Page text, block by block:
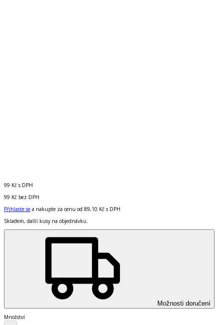
99 Kč s DPH
99 Kč bez DPH
Přihlaste se a nakupte za cenu od 89,10 Kč s DPH
Skladem, další kusy na objednávku.
Možnosti doručení
Množství